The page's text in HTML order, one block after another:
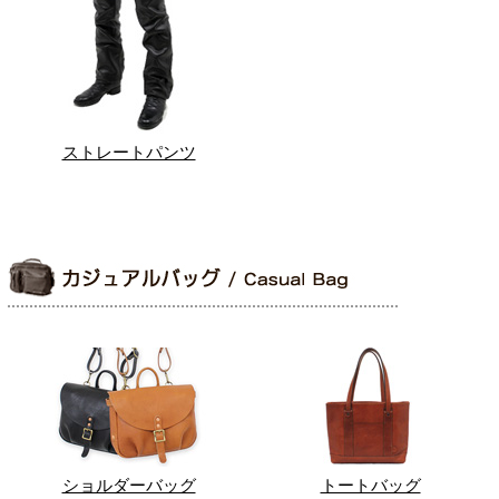
ストレートパンツ
ショルダーバッグ トートバッグ